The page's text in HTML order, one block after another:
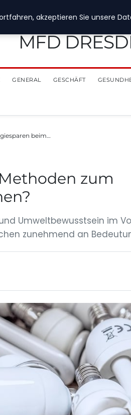
MFD
GENERAL GESCHÄFT
beim…
zum
Umweltbewusstsein im
zunehmend an
akzeptieren Sie unsere